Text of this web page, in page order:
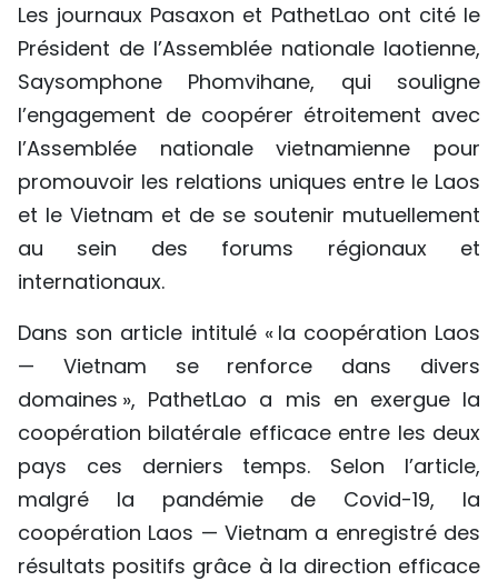
中文
РУССКИЙ
ESPAÑOL
Les journaux Pasaxon et PathetLao ont cité le
Président de l’Assemblée nationale laotienne,
Saysomphone Phomvihane, qui souligne
l’engagement de coopérer étroitement avec
l’Assemblée nationale vietnamienne pour
promouvoir les relations uniques entre le Laos
et le Vietnam et de se soutenir mutuellement
au sein des forums régionaux et
internationaux.
Dans son article intitulé « la coopération Laos
— Vietnam se renforce dans divers
domaines », PathetLao a mis en exergue la
coopération bilatérale efficace entre les deux
pays ces derniers temps. Selon l’article,
malgré la pandémie de Covid-19, la
coopération Laos — Vietnam a enregistré des
résultats positifs grâce à la direction efficace